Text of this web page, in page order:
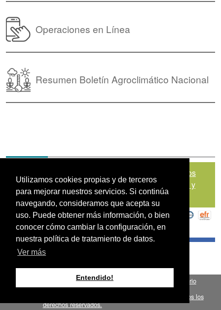
Utilizamos cookies propias y de terceros
para mejorar nuestros servicios. Si continúa
navegando, consideramos que acepta su
uso. Puede obtener más información, o bien
conocer cómo cambiar la configuración, en
nuestra política de tratamiento de datos.
Ver más
Entendido!
Operaciones en Línea
Resumen Boletín Agroclimático Nacional
Política de Tratamiento de Datos
Personales|Políticas de Seguridad, Términos y
Condiciones de Uso
Fondo para el Financiamiento del Sector Agropecuario
FINAGRO.
todos los
derechos reservados.